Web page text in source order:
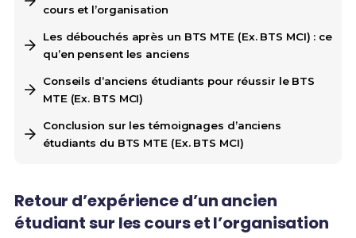
cours et l’organisation
Les débouchés après un BTS MTE (Ex. BTS MCI) : ce
qu’en pensent les anciens
Conseils d’anciens étudiants pour réussir le BTS
MTE (Ex. BTS MCI)
Conclusion sur les témoignages d’anciens
étudiants du BTS MTE (Ex. BTS MCI)
Retour d’expérience d’un ancien
étudiant sur les cours et l’organisation